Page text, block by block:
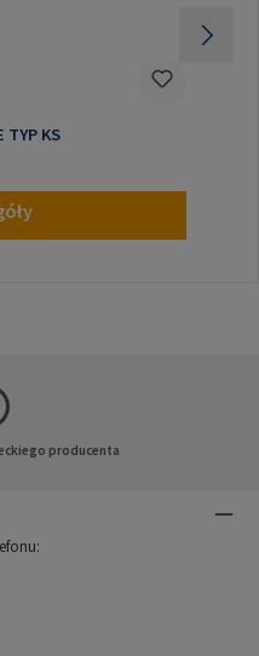
RAMPA ŚRUBY WPUSZCZANE TYP KS
producenta